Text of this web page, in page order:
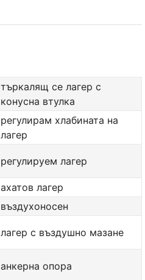
търкалящ се лагер с
конусна втулка
регулирам хлабината на
лагер
регулируем лагер
ахатов лагер
въздухоносен
лагер с въздушно мазане
анкерна опора